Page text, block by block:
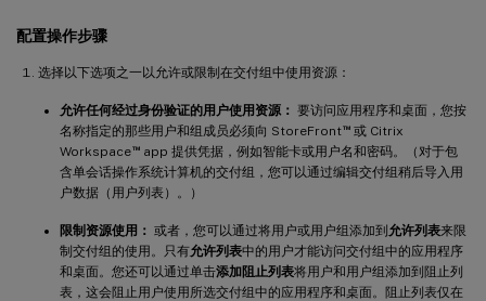
配置操作步骤
选择以下选项之一以允许或限制在交付组中使用资源：
允许任何经过身份验证的用户使用资源： 要访问应用程序和桌面，您按
名称指定的那些用户和组成员必须向 StoreFront™或 Citrix
Workspace™app 提供凭据，例如智能卡或用户名和密码。（对于包
含单会话操作系统计算机的交付组，您可以通过编辑交付组稍后导入用
户数据（用户列表）。）
限制资源使用： 或者，您可以通过将用户或用户组添加到允许列表来限
制交付组的使用。只有允许列表中的用户才能访问交付组中的应用程序
和桌面。您还可以通过单击添加阻止列表将用户和用户组添加到阻止列
表，这会阻止用户使用所选交付组中的应用程序和桌面。阻止列表仅在